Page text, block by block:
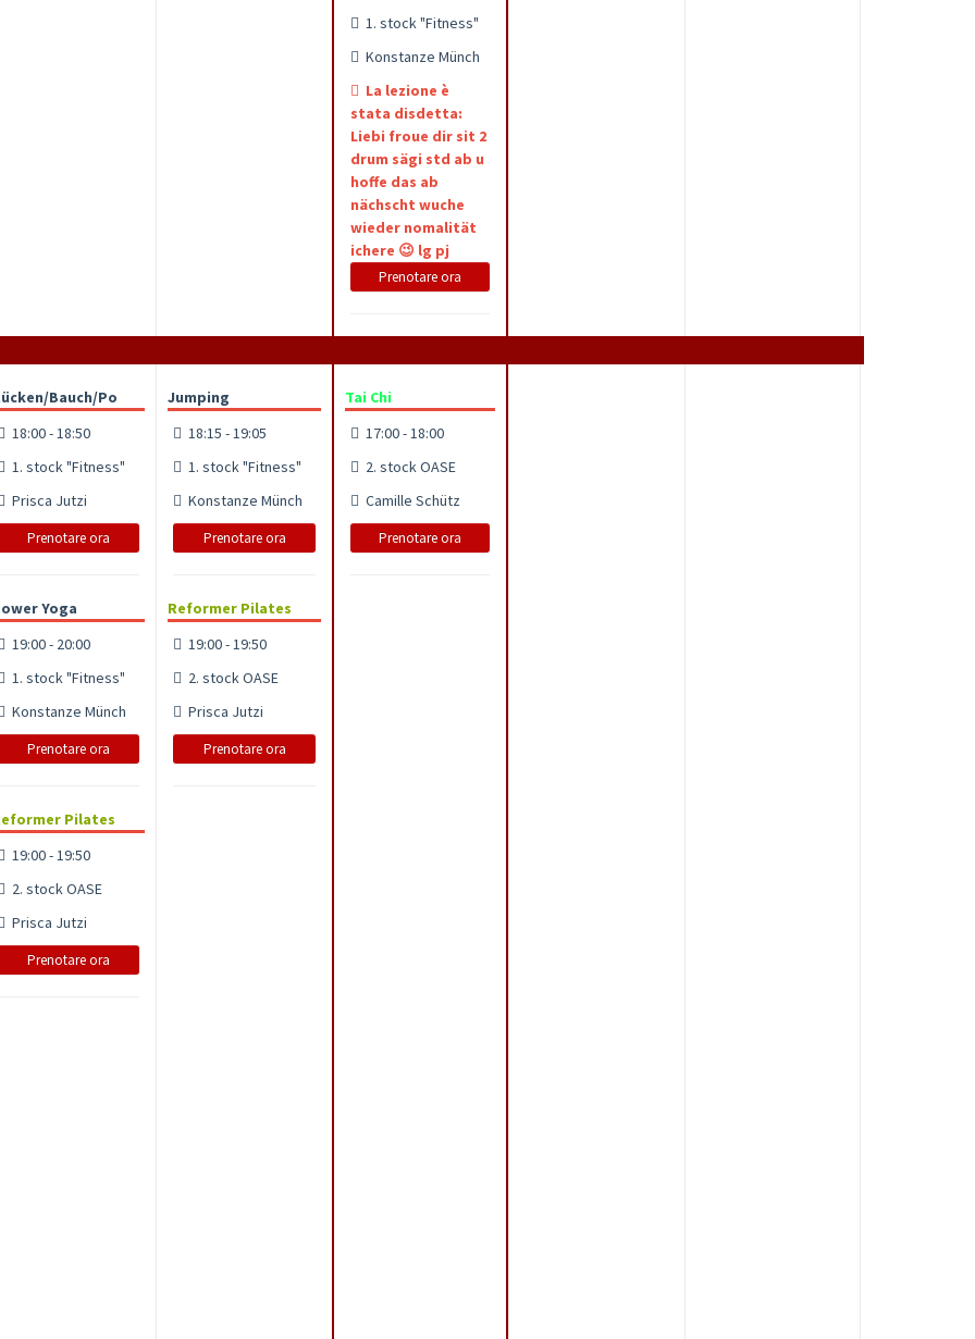
1. stock "Fitness"
Konstanze Münch
La lezione è
stata disdetta:
Liebi froue dir sit 2
drum sägi std ab u
hoffe das ab
nächscht wuche
wieder nomalität
ichere 😉 lg pj
Prenotare ora
Bauch/Po
18:00 - 18:50
1. stock "Fitness"
Prisca Jutzi
Prenotare ora
Yoga
19:00 - 20:00
1. stock "Fitness"
Konstanze Münch
Prenotare ora
Pilates
19:00 - 19:50
2. stock OASE
Prisca Jutzi
Prenotare ora
Jumping
18:15 - 19:05
1. stock "Fitness"
Konstanze Münch
Prenotare ora
Reformer Pilates
19:00 - 19:50
2. stock OASE
Prisca Jutzi
Prenotare ora
Tai Chi
17:00 - 18:00
2. stock OASE
Camille Schütz
Prenotare ora